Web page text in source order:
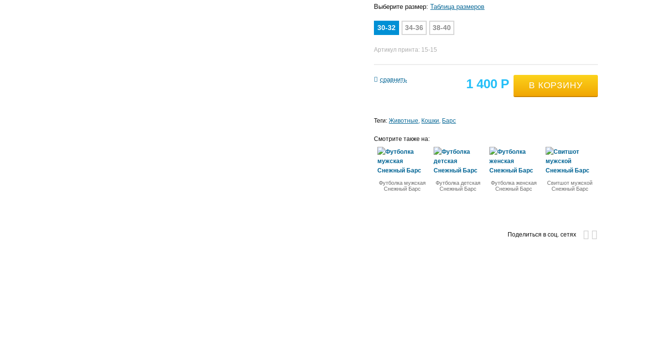
Выберите размер:Таблица размеров
30-32 34-36 38-40
Артикул принта: 15-15
1 400 Р
сравнить
Теги:Животные Кошки Барс
Смотрите также на:
Футболка мужская
Снежный Барс
Футболка детская
Снежный Барс
Футболка женская
Снежный Барс
Свитшот мужской
Снежный Барс
Поделиться в соц. сетях